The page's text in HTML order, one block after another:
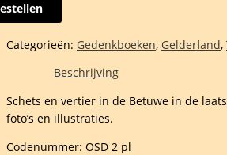
Categorieën: Gedenkboeken, Gelderland,
Beschrijving
Schets en vertier in de Betuwe in de
foto’s en illustraties.
Codenummer: OSD 2 pl